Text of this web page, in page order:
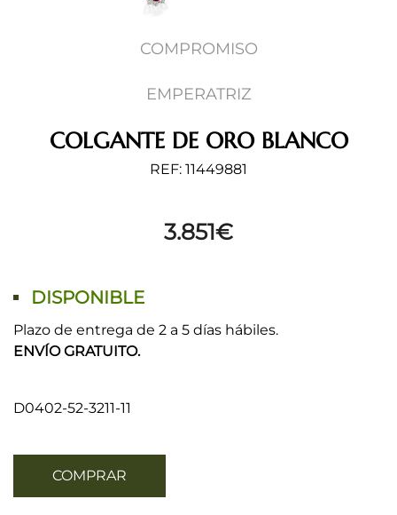
COMPROMISO
EMPERATRIZ
COLGANTE DE ORO BLANCO
REF: 11449881
3.851€
DISPONIBLE
Plazo de entrega de 2 a 5 días hábiles.
ENVÍO GRATUITO.
D0402-52-3211-11
COMPRAR